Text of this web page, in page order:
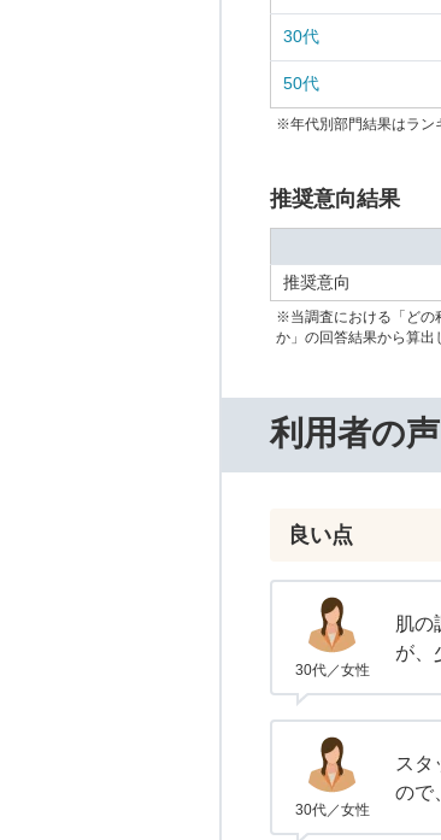
30代
50代
※年代別部門結果はラン
推奨意向結果
推奨意向
※当調査における「どの
か」の回答結果から算出
利用者の声
良い点
30代／女性
肌の
が、
30代／女性
スタ
ので